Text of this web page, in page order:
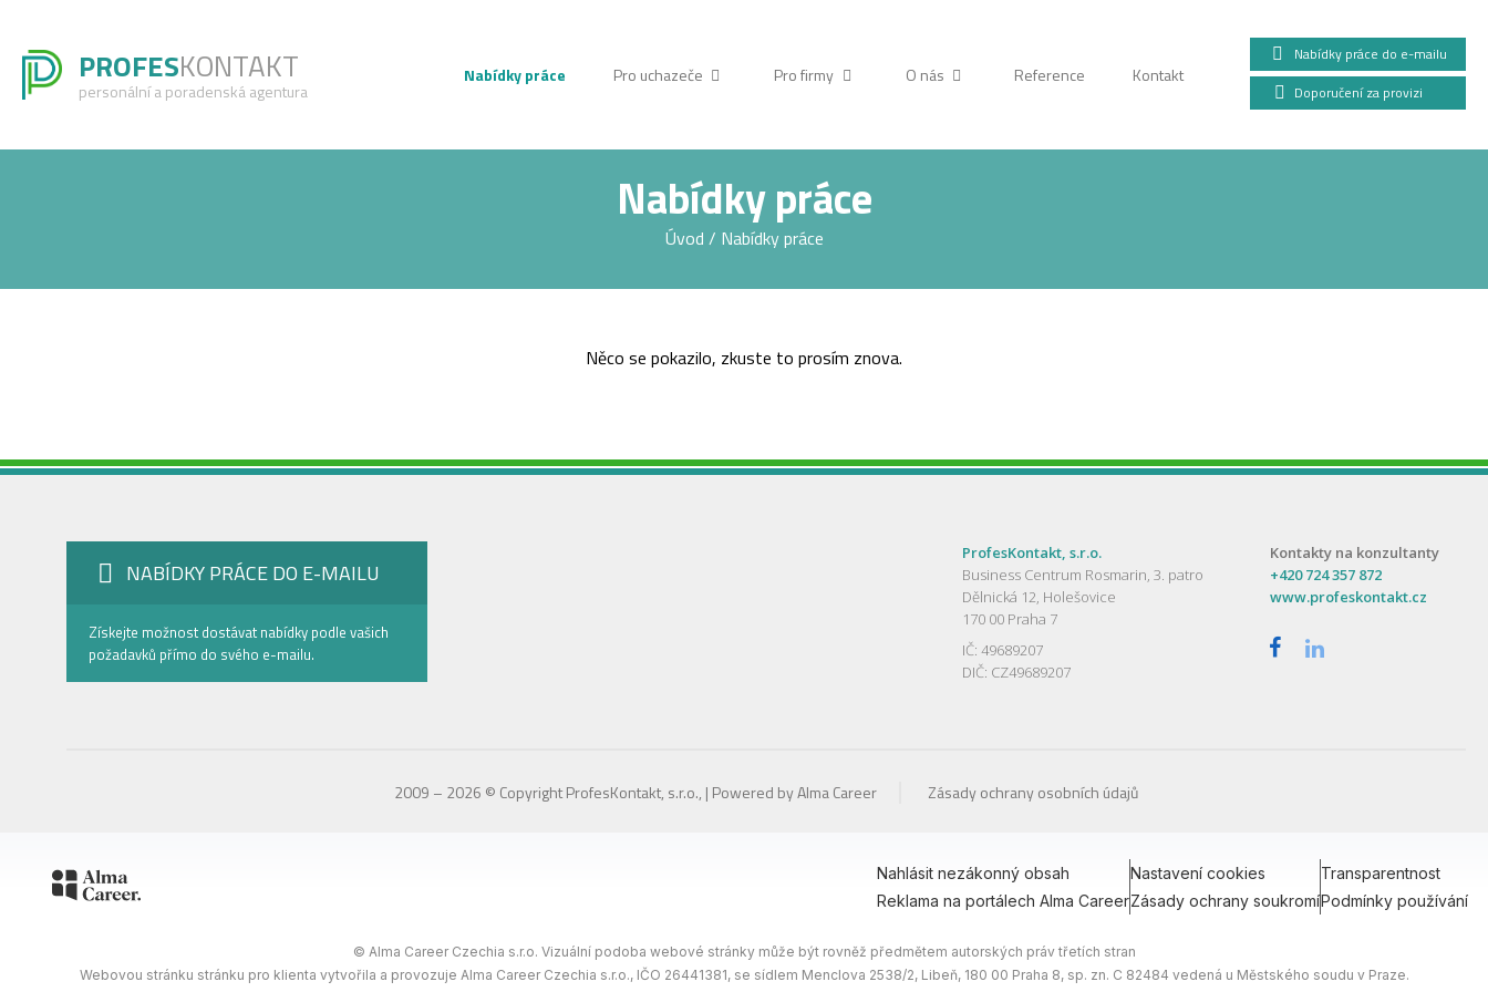
PROFESKONTAKT
personální a poradenská agentura
Nabídky práce do e-mailu
Doporučení za provizi
Nabídky práce Pro uchazeče Pro firmy O nás Reference Kontakt
Nabídky práce
Úvod / Nabídky práce
Něco se pokazilo, zkuste to prosím znova.
NABÍDKY PRÁCE DO E-MAILU
Získejte možnost dostávat nabídky podle vašich
požadavků přímo do svého e-mailu.
ProfesKontakt, s.r.o.
Business Centrum Rosmarin, 3. patro
Dělnická 12, Holešovice
170 00 Praha 7
IČ: 49689207
DIČ: CZ49689207
Kontakty na konzultanty
+420 724 357 872
www.profeskontakt.cz
2009 – 2026 © Copyright ProfesKontakt, s.r.o., | Powered byAlma Career Zásady ochrany osobních údajů
Nahlásit nezákonný obsah Nastavení cookies
Transparentnost
Reklama na portálech Alma CareerZásady ochrany soukromíPodmínky používání
© Alma Career Czechia s.r.o. Vizuální podoba webové stránky může být rovněž předmětem autorských práv třetích stran
Webovou stránku stránku pro klienta vytvořila a provozuje Alma Career Czechia s.r.o., IČO 26441381, se sídlem Menclova 2538/2, Libeň, 180 00 Praha 8, sp. zn. C 82484 vedená u Městského soudu v Praze.